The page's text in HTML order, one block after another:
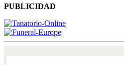
PUBLICIDAD